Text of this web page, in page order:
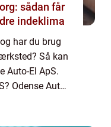
sådan får
indeklima
har du brug
Så kan
Auto-El ApS.
Odense Auto-